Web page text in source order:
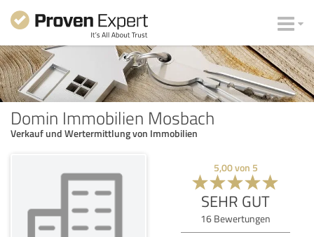
Domin Immobilien Mosbach
Verkauf und Wertermittlung von Immobilien
5,00von 5
SEHR GUT
16 Bewertungen